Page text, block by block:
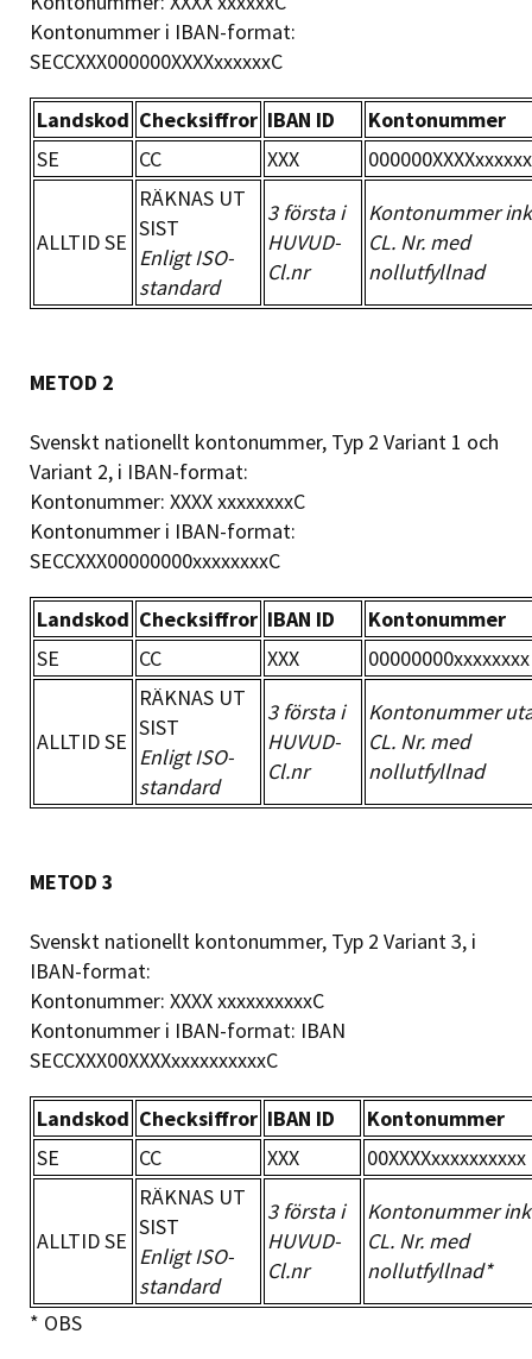
Kontonummer i IBAN-format:
SECCXXX000000XXXXxxxxxxC
Landskod Checksiffror IBAN ID
Kontonummer
SE
CC XXX 000000XXXXxxxxxx
ALLTID SE
RÄKNAS UT
SIST
Enligt ISO-
standard
3 första i
HUVUD-
Cl.nr
Kontonummer
CL. Nr. med
nollutfyllnad
METOD 2
Svenskt nationellt kontonummer, Typ 2 Variant 1 och
Variant 2, i IBAN-format:
Kontonummer: XXXX xxxxxxxxC
Kontonummer i IBAN-format:
SECCXXX00000000xxxxxxxxC
Landskod Checksiffror IBAN ID
Kontonummer
SE
CC XXX 00000000xxxxxxxx
ALLTID SE
RÄKNAS UT
SIST
Enligt ISO-
standard
3 första i
HUVUD-
Cl.nr
Kontonummer
CL. Nr. med
nollutfyllnad
METOD 3
Svenskt nationellt kontonummer, Typ 2 Variant 3, i
IBAN-format:
Kontonummer: XXXX xxxxxxxxxxC
Kontonummer i IBAN-format: IBAN
SECCXXX00XXXXxxxxxxxxxxC
Landskod Checksiffror IBAN ID
Kontonummer
SE
CC XXX 00XXXXxxxxxxxxxx
ALLTID SE
RÄKNAS UT
SIST
Enligt ISO-
standard
3 första i
HUVUD-
Cl.nr
Kontonummer
CL. Nr. med
nollutfyllnad*
* OBS